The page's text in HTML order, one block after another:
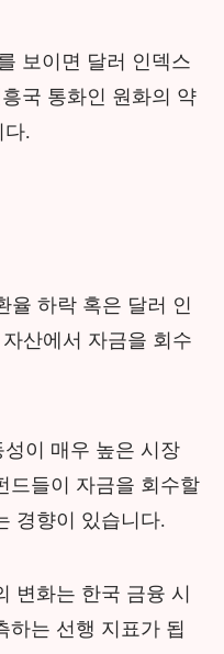
보이면 달러 인덱스
국 통화인 원화의 약
다.
율 하락 혹은 달러 인
산에서 자금을 회수
이 매우 높은 시장
드들이 자금을 회수할
경향이 있습니다.
변화는 한국 금융 시
하는 선행 지표가 됩